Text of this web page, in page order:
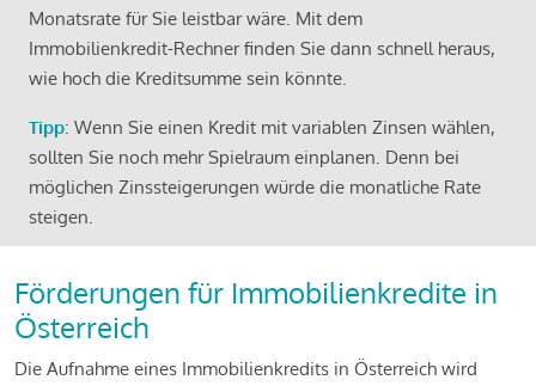
Monatsrate für Sie leistbar wäre. Mit dem
Immobilienkredit-Rechner finden Sie dann schnell heraus,
wie hoch die Kreditsumme sein könnte.
Tipp: Wenn Sie einen Kredit mit variablen Zinsen wählen,
sollten Sie noch mehr Spielraum einplanen. Denn bei
möglichen Zinssteigerungen würde die monatliche Rate
steigen.
Förderungen für Immobilienkredite in
Österreich
Die Aufnahme eines Immobilienkredits in Österreich wird